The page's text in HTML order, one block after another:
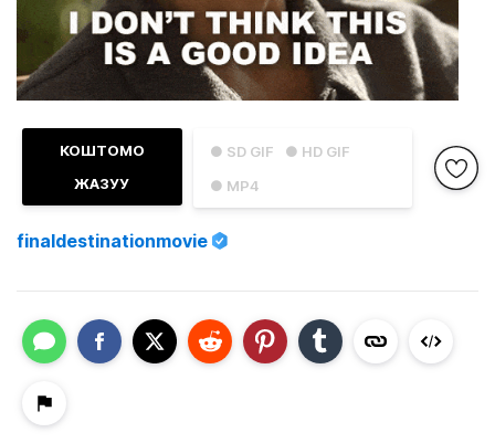
● SD GIF
● HD GIF
● MP4
КОШТОМО
ЖАЗУУ
finaldestinationmovie